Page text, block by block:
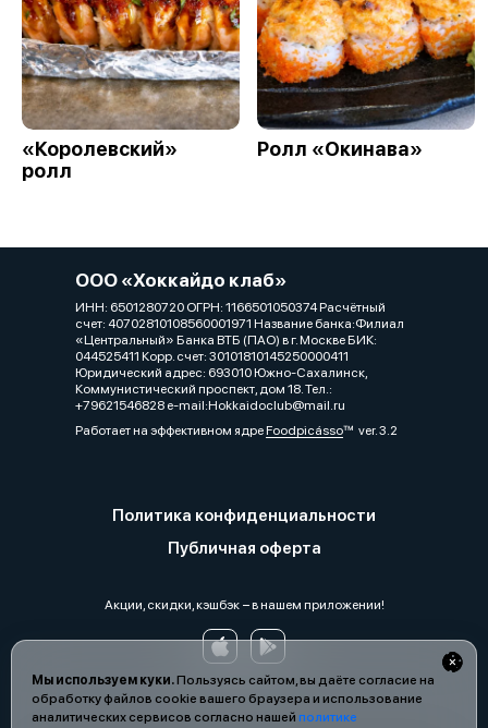
Мы используем куки.Пользуясь сайтом, вы даёте согласие на
обработку файлов cookie вашего браузера и использование
аналитических сервисов согласно нашей политике
«Королевский»
ролл
Ролл «Окинава»
ООО «Хоккайдо клаб»
ИНН: 6501280720 ОГРН: 1166501050374 Расчётный
счет: 40702810108560001971 Название банка:Филиал
«Центральный» Банка ВТБ (ПАО) в г. Москве БИК:
044525411 Корр. счет: 30101810145250000411
Юридический адрес: 693010 Южно-Сахалинск,
Коммунистический проспект, дом 18. Тел.:
+79621546828 e-mail:Hokkaidoclub@mail.ru
Работает на эффективном ядреFoodpicássover. 3.2
Политика конфиденциальности
Публичная оферта
Акции, скидки, кэшбэк − в нашем приложении!